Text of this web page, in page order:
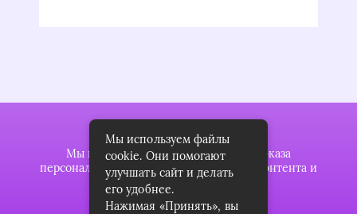
Мы используем файлы cookie для показа
персонализированной рекламы и/или контента и
анализа нашего трафика.
Мы используем файлы
cookie. Они помогают
улучшать сайт и делать
его удобнее.
Нажимая «Принять», вы